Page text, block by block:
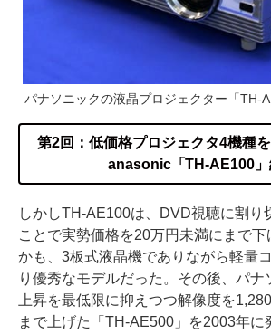
パナソニックの液晶プロジェクター「TH-
第2回：低価格プロジェクタ4機種
anasonic「TH-AE100」
しかしTH-AE100は、DVD視聴に割り
ことで実勢価格を20万円未満にまで下
かも、3板式液晶機でありながら軽量
り優秀なモデルだった。その後、パナ
上昇を最低限に抑えつつ解像度を
まで上げた「TH-AE500」を2003年に